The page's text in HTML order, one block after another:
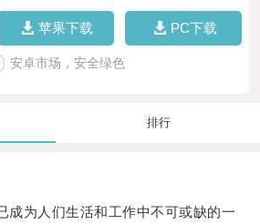
苹果下载 PC下载
安卓市场，安全绿色
排行
为人们生活和工作中不可或缺的一